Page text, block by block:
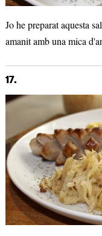
Jo he preparat aquesta
amanit amb una mica
17.